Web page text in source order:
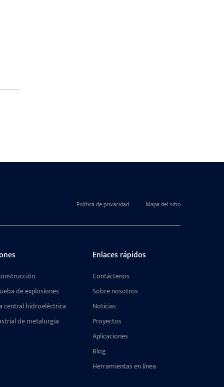
Política de privacidad Mapa del sitio
de explosiones
central hidroeléctrica
de metalurgia
Enlaces rápidos
Contáctenos
Sobre nosotros
Noticias
Proyectos
Aplicaciones
Blog
Herramientas en línea